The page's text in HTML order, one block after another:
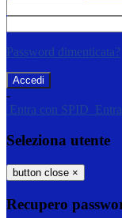
Password dimenticata?
-
Entra con SPID
Seleziona utente
button close ×
Recupero